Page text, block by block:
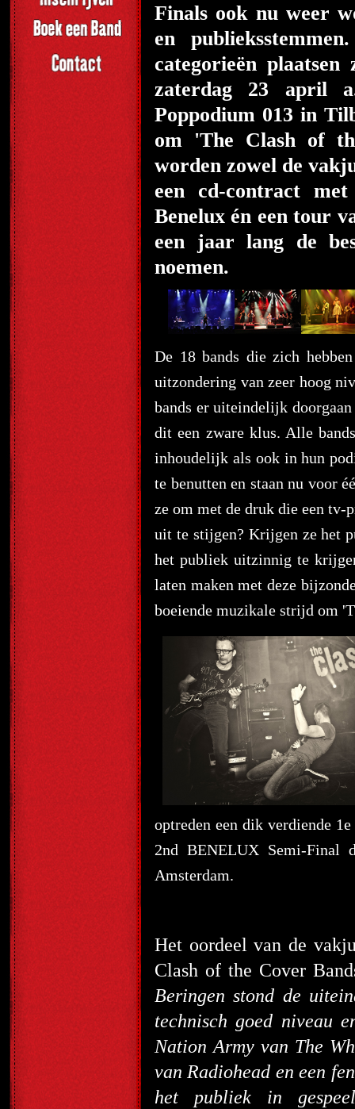
Finals ook nu weer
en
categorieën
zaterdag 23 april
Poppodium 013 in
om 'The Clash of
worden zowel de
een cd-contract
Benelux én een tour
een jaar lang de
noemen.
De 18 bands die zich
uitzondering van zeer hoog
bands er uiteindelijk
dit een zware klus. Alle
inhoudelijk als ook in hun
te benutten en staan nu voor
ze om met de druk die een
uit te stijgen? Krijgen ze het
het publiek uitzinnig te
laten maken met deze
boeiende muzikale strijd om
optreden een dik verdiende
2nd BENELUX Semi-Final
Amsterdam.
Het oordeel van de
Clash of the Cover
Beringen stond de
technisch goed niveau
Nation Army van The
van Radiohead en een
het publiek in